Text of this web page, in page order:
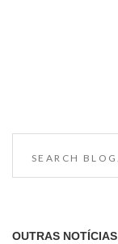
OUTRAS NOTÍCIAS